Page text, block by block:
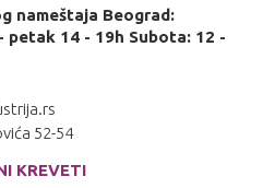
nameštaja Beograd:
petak 14 - 19h Subota: 12 -
52-54